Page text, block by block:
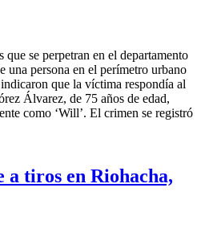
se perpetran en el departamento
una persona en el perímetro urbano
que la víctima respondía al
Álvarez, de 75 años de edad,
como ‘Will’. El crimen se registró
a tiros en Riohacha,